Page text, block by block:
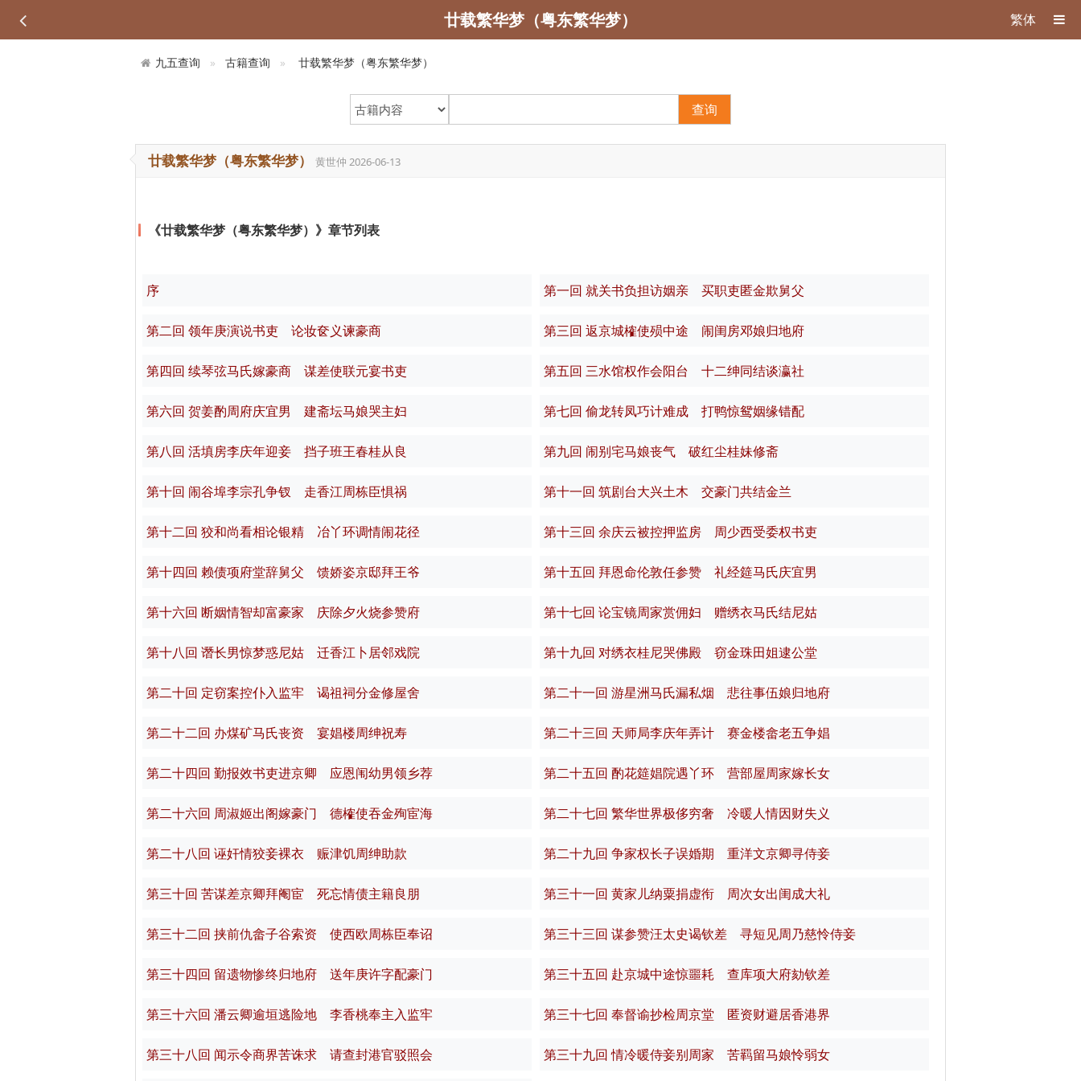
廿载繁华梦（粤东繁华梦） 繁体
九五查询 古籍查询 廿载繁华梦（粤东繁华梦）
查询
廿载繁华梦（粤东繁华梦） 黄世仲 2026-06-13
《廿载繁华梦（粤东繁华梦）》章节列表
序 第一回 就关书负担访姻亲 买职吏匿金欺舅父
第二回 领年庚演说书吏 论妆奁义谏豪商 第三回 返京城榷使殒中途 闹闺房邓娘归地府
第四回 续琴弦马氏嫁豪商 谋差使联元宴书吏 第五回 三水馆权作会阳台 十二绅同结谈瀛社
第六回 贺姜酌周府庆宜男 建斋坛马娘哭主妇 第七回 偷龙转凤巧计难成 打鸭惊鸳姻缘错配
第八回 活填房李庆年迎妾 挡子班王春桂从良 第九回 闹别宅马娘丧气 破红尘桂妹修斋
第十回 闹谷埠李宗孔争钗 走香江周栋臣惧祸 第十一回 筑剧台大兴土木 交豪门共结金兰
第十二回 狡和尚看相论银精 冶丫环调情闹花径 第十三回 余庆云被控押监房 周少西受委权书吏
第十四回 赖债项府堂辞舅父 馈娇姿京邸拜王爷 第十五回 拜恩命伦敦任参赞 礼经筵马氏庆宜男
第十六回 断姻情智却富豪家 庆除夕火烧参赞府 第十七回 论宝镜周家赏佣妇 赠绣衣马氏结尼姑
第十八回 谮长男惊梦惑尼姑 迁香江卜居邻戏院 第十九回 对绣衣桂尼哭佛殿 窃金珠田姐逮公堂
第二十回 定窃案控仆入监牢 谒祖祠分金修屋舍 第二十一回 游星洲马氏漏私烟 悲往事伍娘归地府
第二十二回 办煤矿马氏丧资 宴娼楼周绅祝寿 第二十三回 天师局李庆年弄计 赛金楼畲老五争娼
第二十四回 勤报效书吏进京卿 应恩闱幼男领乡荐 第二十五回 酌花筵娼院遇丫环 营部屋周家嫁长女
第二十六回 周淑姬出阁嫁豪门 德榷使吞金殉宦海 第二十七回 繁华世界极侈穷奢 冷暖人情因财失义
第二十八回 诬奸情狡妾裸衣 赈津饥周绅助款 第二十九回 争家权长子误婚期 重洋文京卿寻侍妾
第三十回 苦谋差京卿拜阉宦 死忘情债主籍良朋 第三十一回 黄家儿纳粟捐虚衔 周次女出闺成大礼
第三十二回 挟前仇畲子谷索资 使西欧周栋臣奉诏 第三十三回 谋参赞汪太史谒钦差 寻短见周乃慈怜侍妾
第三十四回 留遗物惨终归地府 送年庚许字配豪门 第三十五回 赴京城中途惊噩耗 查库项大府劾钦差
第三十六回 潘云卿逾垣逃险地 李香桃奉主入监牢 第三十七回 奉督谕抄检周京堂 匿资财避居香港界
第三十八回 闻示令商界苦诛求 请查封港官驳照会 第三十九回 情冷暖侍妾别周家 苦羁留马娘怜弱女